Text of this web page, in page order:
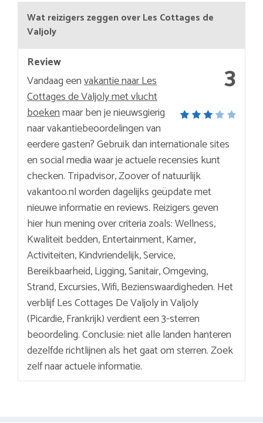
Wat reizigers zeggen over Les Cottages de
Valjoly
3
Review
Vandaag eenvakantie naar Les
Cottages de Valjoly met vlucht
boekenmaar ben je nieuwsgierig
naar vakantiebeoordelingen van
eerdere gasten? Gebruik dan internationale sites
en social media waar je actuele recensies kunt
checken. Tripadvisor, Zoover of natuurlijk
vakantoo.nl worden dagelijks geüpdate met
nieuwe informatie en reviews. Reizigers geven
hier hun mening over criteria zoals: Wellness,
Kwaliteit bedden, Entertainment, Kamer,
Activiteiten, Kindvriendelijk, Service,
Bereikbaarheid, Ligging, Sanitair, Omgeving,
Strand, Excursies, Wifi, Bezienswaardigheden. Het
verblijf Les Cottages De Valjoly in Valjoly
(Picardie, Frankrijk) verdient een 3-sterren
beoordeling. Conclusie: niet alle landen hanteren
dezelfde richtlijnen als het gaat om sterren. Zoek
zelf naar actuele informatie.